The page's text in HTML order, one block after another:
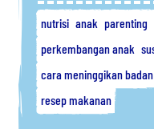
nutrisi anak parenting
perkembangan anak
cara meninggikan badan
resep makanan